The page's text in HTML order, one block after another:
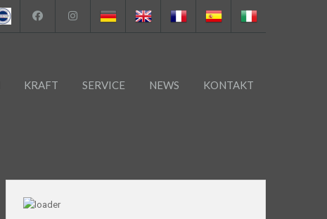
KRAFT SERVICE NEWS KONTAKT